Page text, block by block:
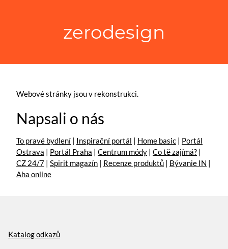
zerodesign
Webové stránky jsou v rekonstrukci.
Napsali o nás
To pravé bydlení | Inspirační portál | Home basic | Portál
Ostrava | Portál Praha | Centrum módy | Co tě zajímá? |
CZ 24/7 | Spirit magazín | Recenze produktů | Bývanie IN |
Aha online
Katalog odkazů